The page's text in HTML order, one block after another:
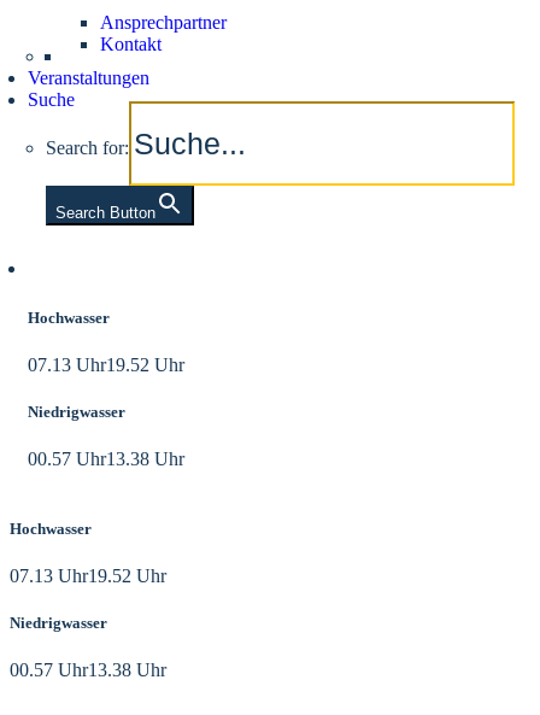
Ansprechpartner
Kontakt
Veranstaltungen
Suche
Search for:
Search Button
Hochwasser
07.13 Uhr19.52 Uhr
Niedrigwasser
00.57 Uhr13.38 Uhr
Hochwasser
07.13 Uhr19.52 Uhr
Niedrigwasser
00.57 Uhr13.38 Uhr